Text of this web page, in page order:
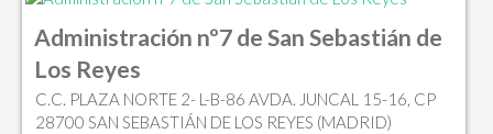
Administración nº7 de San Sebastián de
Los Reyes
C.C. PLAZA NORTE 2- L-B-86 AVDA. JUNCAL 15-16, CP
28700 SAN SEBASTIÁN DE LOS REYES (MADRID)